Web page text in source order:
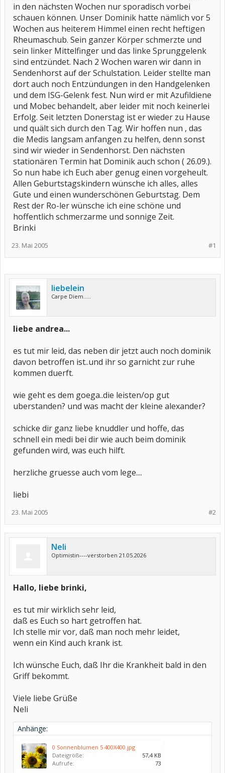
in den nächsten Wochen nur sporadisch vorbei
schauen können. Unser Dominik hatte nämlich vor 5
Wochen aus heiterem Himmel einen recht heftigen
Rheumaschub. Sein ganzer Körper schmerzte und
sein linker Mittelfinger und das linke Sprunggelenk
sind entzündet. Nach 2 Wochen waren wir dann in
Sendenhorst auf der Schulstation. Leider stellte man
dort auch noch Entzündungen in den Handgelenken
und dem ISG-Gelenk fest. Nun wird er mit Azufildiene
und Mobec behandelt, aber leider mit noch keinerlei
Erfolg. Seit letzten Donerstag ist er wieder zu Hause
und quält sich durch den Tag. Wir hoffen nun , das
die Medis langsam anfangen zu helfen, denn sonst
sind wir wieder in Sendenhorst. Den nächsten
stationären Termin hat Dominik auch schon ( 26.09.).
So nun habe ich Euch aber genug einen vorgeheult.
Allen Geburtstagskindern wünsche ich alles, alles
Gute und einen wunderschönen Geburtstag. Dem
Rest der Ro-ler wünsche ich eine schöne und
hoffentlich schmerzarme und sonnige Zeit.
Brinki
#1
23. Mai 2005
liebelein
Carpe Diem.....
liebe andrea...
es tut mir leid, das neben dir jetzt auch noch dominik
davon betroffen ist..und ihr so garnicht zur ruhe
kommen duerft.
wie geht es dem goega..die leisten/op gut
uberstanden? und was macht der kleine alexander?
schicke dir ganz liebe knuddler und hoffe, das
schnell ein medi bei dir wie auch beim dominik
gefunden wird, was euch hilft.
herzliche gruesse auch vom lege....
liebi
#2
23. Mai 2005
Neli
Optimistin----verstorben 21.05.2026
Hallo, liebe brinki,
es tut mir wirklich sehr leid,
daß es Euch so hart getroffen hat.
Ich stelle mir vor, daß man noch mehr leidet,
wenn ein Kind auch krank ist.
Ich wünsche Euch, daß Ihr die Krankheit bald in den
Griff bekommt.
Viele liebe Grüße
Neli
Anhänge:
0 Sonnenblumen 5 400X400.jpg
Dateigröße:
57,4 KB
Aufrufe:
73